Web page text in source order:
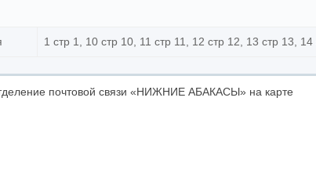
1 стр 1, 10 стр 10, 11 стр 11, 12 стр 12, 13 стр 13,
почтовой связи «НИЖНИЕ АБАКАСЫ» на карте